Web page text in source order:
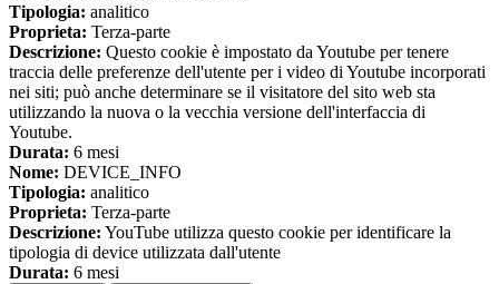
Tipologia: analitico
Proprieta: Terza-parte
Descrizione: Questo cookie è impostato da Youtube per tenere
traccia delle preferenze dell'utente per i video di Youtube incorporati
nei siti; può anche determinare se il visitatore del sito web sta
utilizzando la nuova o la vecchia versione dell'interfaccia di
Youtube.
Durata: 6 mesi
Nome: DEVICE_INFO
Tipologia: analitico
Proprieta: Terza-parte
Descrizione: YouTube utilizza questo cookie per identificare la
tipologia di device utilizzata dall'utente
Durata: 6 mesi